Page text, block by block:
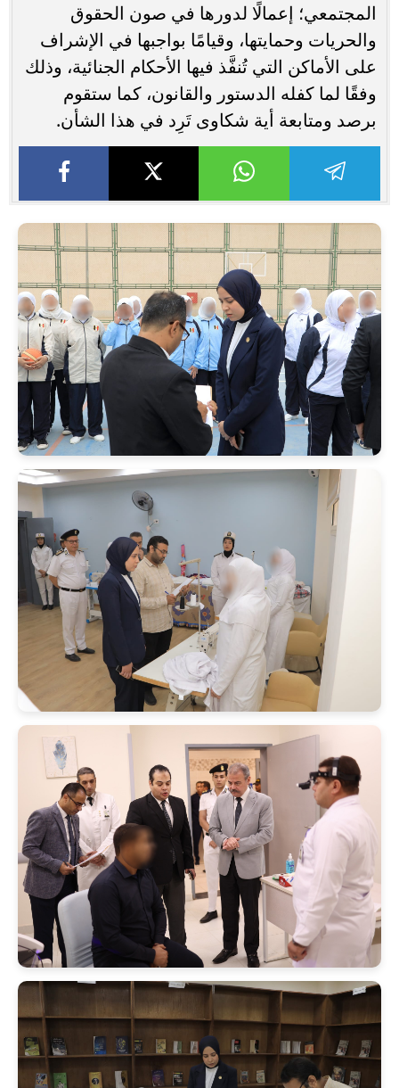
المجتمعي؛ إعمالًا لدورها في صون الحقوق
والحريات وحمايتها، وقيامًا بواجبها في الإشراف
على الأماكن التي تُنفَّذ فيها الأحكام الجنائية، وذلك
وفقًا لما كفله الدستور والقانون، كما ستقوم
برصد ومتابعة أية شكاوى تَرِد في هذا الشأن.